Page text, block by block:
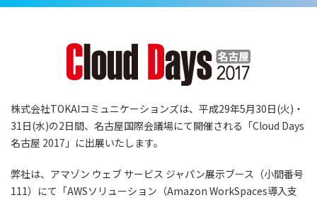
株式会社TOKAIコミュニケーションズは、平成29年5月30日(火)・
31日(水)の2日間、名古屋国際会議場にて開催される「Cloud Days
名古屋 2017」に出展いたします。
弊社は、アマゾン ウェブ サービス ジャパン展示ブース（小間番号
111）にて「AWSソリューション（Amazon WorkSpaces導入支